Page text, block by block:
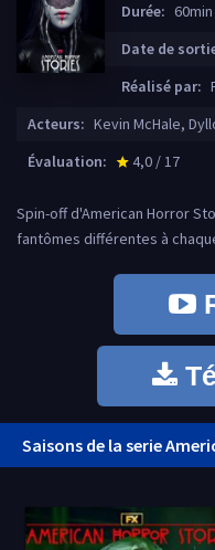
Durée: 60min
Date de
Réalisé par:
Acteurs: Kevin McHale,
Évaluation:
star_rate
4,0 / 17
Spin-off d'American Horror
fantômes différentes à
Saisons de la serie